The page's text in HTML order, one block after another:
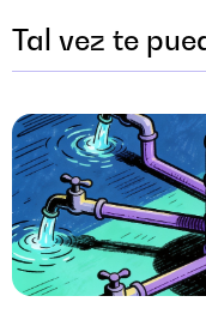
Tal vez te